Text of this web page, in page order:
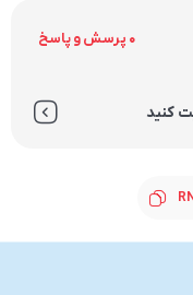
0 پرسش و پاسخ
کنید